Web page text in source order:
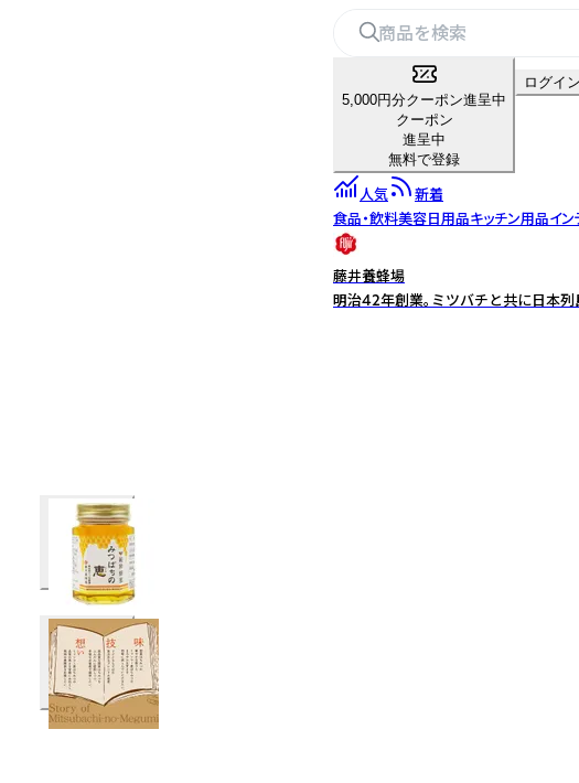
5,000円分クーポン進呈中
クーポン
進呈中
無料で登録
ログイン
人気
新着
食品・飲料美容日用品キッチン用品イ
藤井養蜂場
明治42年創業。ミツバチと共に日本列